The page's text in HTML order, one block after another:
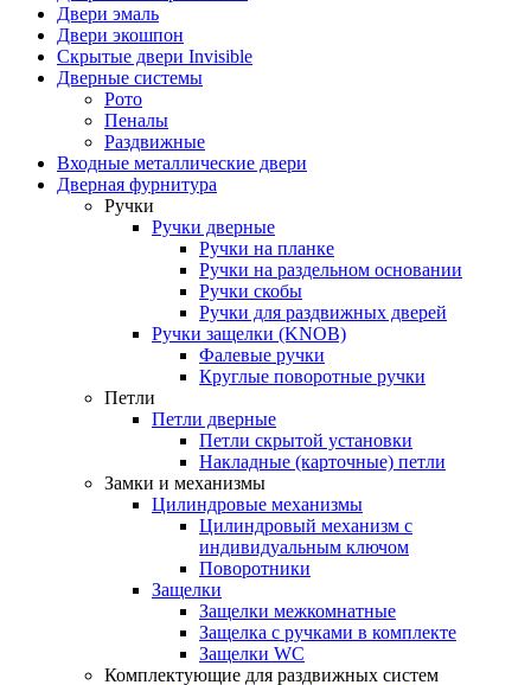
Двери эмаль
Двери экошпон
Скрытые двери Invisible
Дверные системы
Рото
Пеналы
Раздвижные
Входные металлические двери
Дверная фурнитура
Ручки
Ручки дверные
Ручки на планке
Ручки на раздельном основании
Ручки скобы
Ручки для раздвижных дверей
Ручки защелки (KNOB)
Фалевые ручки
Круглые поворотные ручки
Петли
Петли дверные
Петли скрытой установки
Накладные (карточные) петли
Замки и механизмы
Цилиндровые механизмы
Цилиндровый механизм с
индивидуальным ключом
Поворотники
Защелки
Защелки межкомнатные
Защелка с ручками в комплекте
Защелки WC
Комплектующие для раздвижных систем